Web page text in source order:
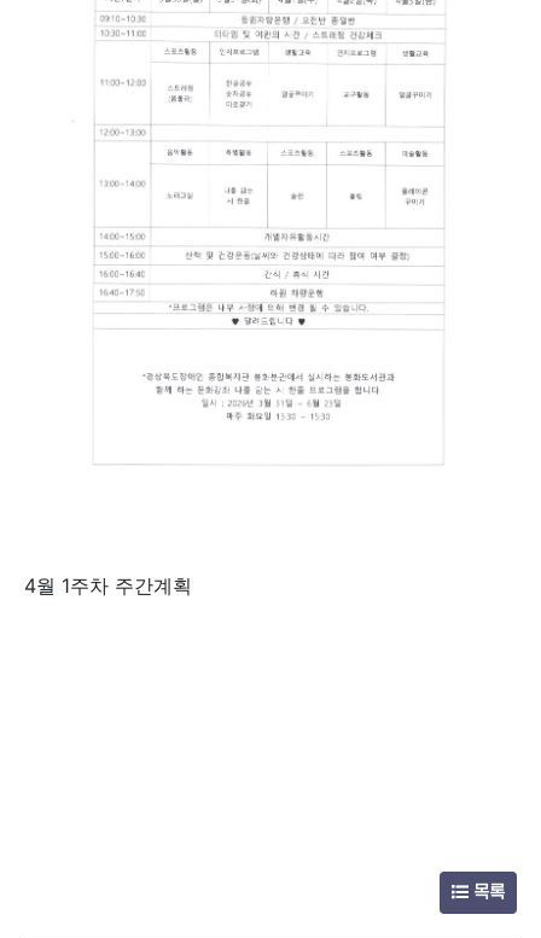
4월 1주차 주간계획
목록